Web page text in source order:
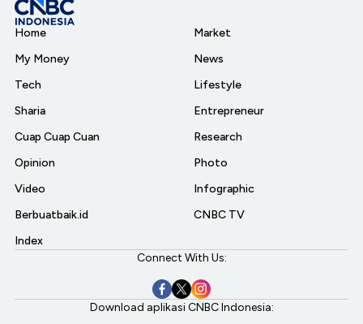
Home
My Money
Tech
Sharia
Cuap Cuap Cuan
Opinion
Video
Berbuatbaik.id
Index
Market
News
Lifestyle
Entrepreneur
Research
Photo
Infographic
CNBC TV
Connect With Us:
Download aplikasi CNBC Indonesia: